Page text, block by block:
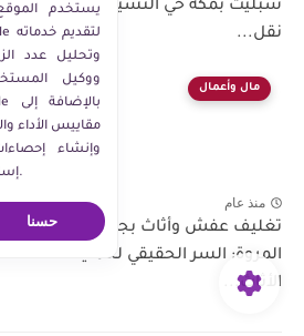
سبليت بمكة حي النسيم مع
نقل...
مال وأعمال
منذ عام
تغليف عفش وأثاث بجدة حي
المروة: السر الحقيقي لحماية
الأثاث...
يستخدم
وتحليل عدد
مقاييس الأداء
وإنشاء
إساءة الاستخدام ومعالجتها.
حسنا